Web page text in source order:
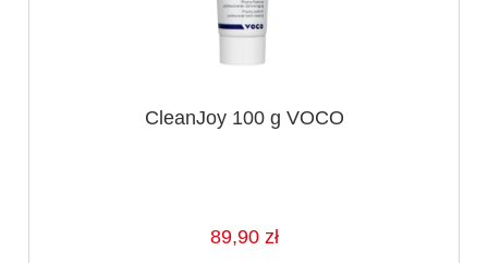
CleanJoy 100 g VOCO
89,90 zł